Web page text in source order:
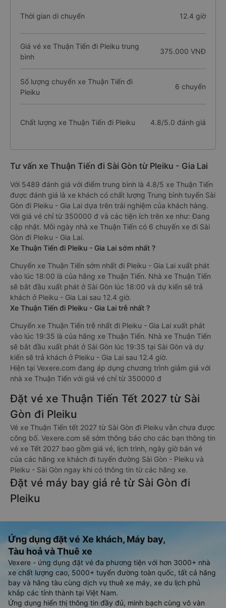
Thời gian di chuyển 12.4 giờ
Giá vé xe Thuận Tiến đi Pleiku trung
bình
375.000 VNĐ
Số lượng chuyến xe Thuận Tiến đi
Pleiku
6 chuyến
Chất lượng xe Thuận Tiến đi Pleiku 4.8/5.0 đánh giá
Tư vấn xe Thuận Tiến đi Sài Gòn từ Pleiku - Gia Lai
Với 5489 đánh giá với điểm trung bình là 4.8/5 xe Thuận Tiến
được đánh giá là xe khách có chất lượng Trung bình tuyến Sài
Gòn đi Pleiku - Gia Lai dựa trên trải nghiệm của khách hàng.
Với giá vé chỉ từ 350000 đ và các tiện ích trên xe như: Đang
cập nhật. Mỗi ngày nhà xe Thuận Tiến có 6 chuyến xe đi Sài
Gòn đi Pleiku - Gia Lai.
Xe Thuận Tiến đi Pleiku - Gia Lai sớm nhất ?
Chuyến xe Thuận Tiến sớm nhất đi Pleiku - Gia Lai xuất phát
vào lúc 18:00 là của hãng xe Thuận Tiến. Nhà xe Thuận Tiến
sẽ bắt đầu xuất phát ở Sài Gòn lúc 18:00 và dự kiến sẽ trả
khách ở Pleiku - Gia Lai sau 12.4 giờ.
Xe Thuận Tiến đi Pleiku - Gia Lai trễ nhất ?
Chuyến xe Thuận Tiến trễ nhất đi Pleiku - Gia Lai xuất phát
vào lúc 19:35 là của hãng xe Thuận Tiến. Nhà xe Thuận Tiến
sẽ bắt đầu xuất phát ở Sài Gòn lúc 19:35 tại Sài Gòn và dự
kiến sẽ trả khách ở Pleiku - Gia Lai sau 12.4 giờ.
Hiện tại Vexere.com đang áp dụng chương trình giảm giá với
nhà xe Thuận Tiến với giá vé chỉ từ 350000 đ
Đặt vé xe Thuận Tiến Tết 2027 từ Sài
Gòn đi Pleiku
Vé xe Thuận Tiến tết 2027 từ Sài Gòn đi Pleiku vẫn chưa được
công bố. Vexere.com sẽ sớm thông báo cho các bạn thông tin
vé xe Tết 2027 bao gồm giá vé, lịch trình, ngày giờ bán vé
của các hãng xe khách đi tuyến đường Sài Gòn - Pleiku và
Pleiku - Sài Gòn ngay khi có thông tin từ các hãng xe.
Đặt vé máy bay giá rẻ từ Sài Gòn đi
Pleiku
Ứng dụng đặt vé Xe khách, Máy bay,
Tàu hoả và Thuê xe
Vexere - ứng dụng đặt vé đa phương tiện với hơn 3000+ nhà
xe chất lượng cao, 5000+ tuyến đường toàn quốc, tất cả hãng
bay và hãng tàu cùng dịch vụ thuê xe máy, xe du lịch phủ
khắp các tỉnh thành tại Việt Nam.
Ứng dụng hiển thị thông tin đầy đủ, minh bạch cùng vô vàn